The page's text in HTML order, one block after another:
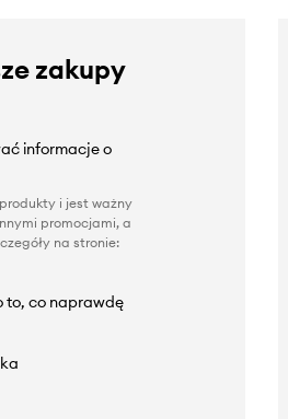
zakupy
informacje o
i jest ważny
promocjami, a
na stronie:
to, co naprawdę